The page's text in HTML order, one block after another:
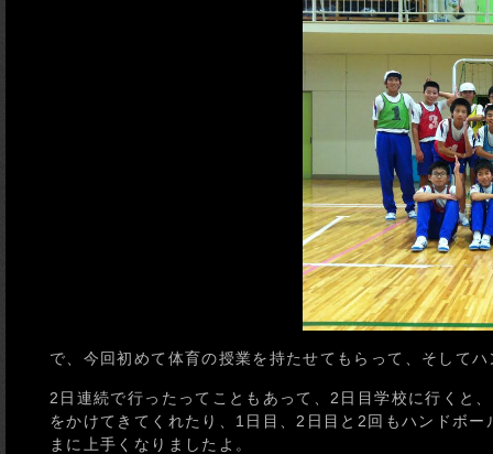
で、今回初めて体育の授業を持たせてもらって、そして
2日連続で行ったってこともあって、2日目学校に行くと
をかけてきてくれたり、1日目、2日目と2回もハンドボ
まに上手くなりましたよ。